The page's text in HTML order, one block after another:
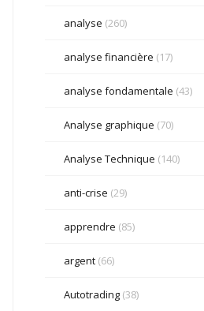
<em> <i> <q cite="">
analyse (260)
analyse financière (17)
analyse fondamentale (43)
Analyse graphique (70)
Analyse Technique (140)
anti-crise (29)
apprendre (85)
argent(66)
Autotrading(38)